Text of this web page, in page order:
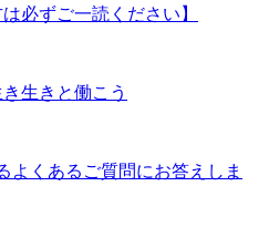
必ずご一読ください】
生きと働こう
よくあるご質問にお答えしま